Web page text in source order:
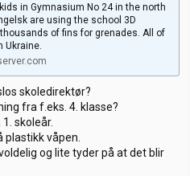
in Gymnasium No 24 in the north
are using the school 3D
of fins for grenades. All of
Ukraine.
skoledirektør?
fra f.eks. 4. klasse?
skoleår.
plastikk våpen.
og lite tyder på at det blir